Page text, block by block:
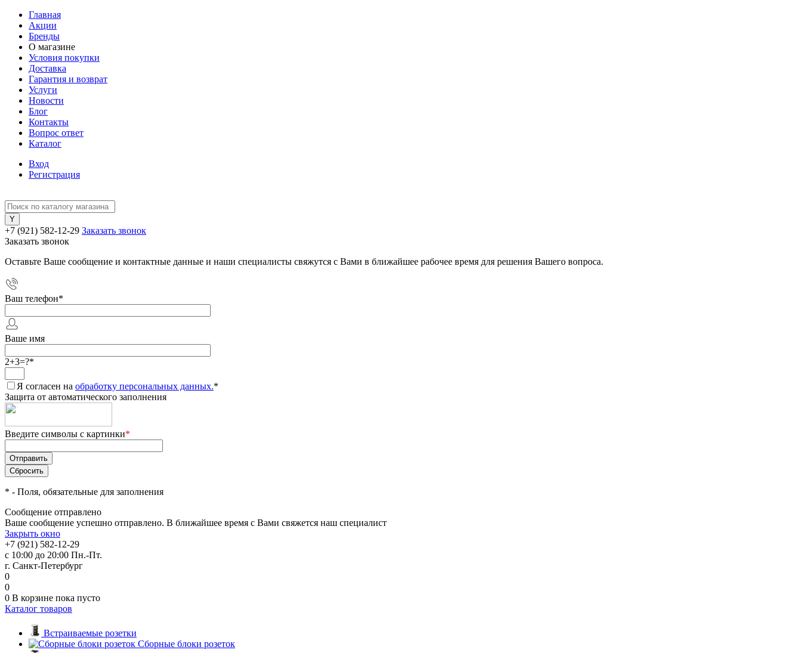
Главная
Акции
Бренды
О магазине
Условия покупки
Доставка
Гарантия и возврат
Услуги
Новости
Блог
Контакты
Вопрос ответ
Каталог
Вход
Регистрация
+7 (921) 582-12-29 Заказать звонок
Заказать звонок
Оставьте Ваше сообщение и контактные данные и наши специалисты свяжутся с Вами в ближайшее рабочее время для решения Вашего вопроса.
Ваш телефон*
Ваше имя
2+3=?*
Я согласен на обработку персональных данных.*
Защита от автоматического заполнения
Введите символы с картинки*
* - Поля, обязательные для заполнения
Сообщение отправлено
Ваше сообщение успешно отправлено. В ближайшее время с Вами свяжется наш специалист
Закрыть окно
+7 (921) 582-12-29
с 10:00 до 20:00 Пн.-Пт.
г. Санкт-Петербург
0
0
0 В корзине пока пусто
Каталог товаров
Встраиваемые розетки
Сборные блоки розеток